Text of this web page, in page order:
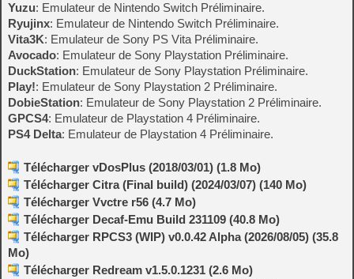
Yuzu: Emulateur de Nintendo Switch Préliminaire.
Ryujinx: Emulateur de Nintendo Switch Préliminaire.
Vita3K: Emulateur de Sony PS Vita Préliminaire.
Avocado: Emulateur de Sony Playstation Préliminaire.
DuckStation: Emulateur de Sony Playstation Préliminaire.
Play!: Emulateur de Sony Playstation 2 Préliminaire.
DobieStation: Emulateur de Sony Playstation 2 Préliminaire.
GPCS4: Emulateur de Playstation 4 Préliminaire.
PS4 Delta: Emulateur de Playstation 4 Préliminaire.
Télécharger vDosPlus (2018/03/01) (1.8 Mo)
Télécharger Citra (Final build) (2024/03/07) (140 Mo)
Télécharger Vvctre r56 (4.7 Mo)
Télécharger Decaf-Emu Build 231109 (40.8 Mo)
Télécharger RPCS3 (WIP) v0.0.42 Alpha (2026/08/05) (35.8
Mo)
Télécharger Redream v1.5.0.1231 (2.6 Mo)